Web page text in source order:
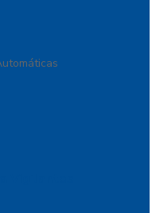
Vigilantes